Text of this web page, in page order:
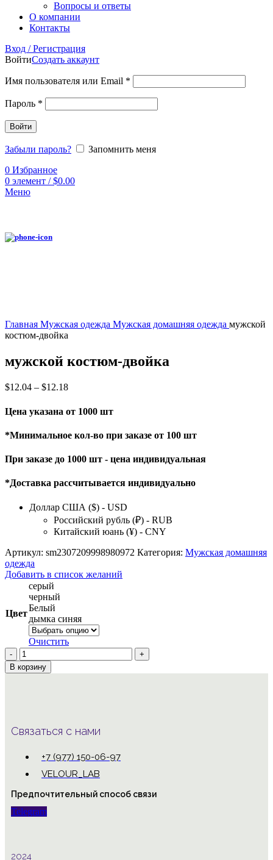
Вопросы и ответы
О компании
Контакты
Вход / Регистрация
ВойтиСоздать аккаунт
Имя пользователя или Email *
Пароль *
Войти
Забыли пароль?
Запомнить меня
0 Избранное
0 элемент / $0.00
Меню
Главная Мужская одежда Мужская домашняя одежда мужской
костюм-двойка
мужской костюм-двойка
$12.04 – $12.18
Цена указана от 1000 шт
*Минимальное кол-во при заказе от 100 шт
При заказе до 1000 шт - цена индивидуальная
*Доставка рассчитывается индивидуально
Доллар США ($) - USD
Российский рубль (₽) - RUB
Китайский юань (¥) - CNY
Артикул: sm2307209998980972 Категория: Мужская домашняя
одежда
Добавить в список желаний
Цвет
серый
черный
Белый
дымка синяя
Очистить
Количество
товара
мужской
В корзину
Связаться с нами
+7 (977) 150-06-97
VELOUR_LAB
Предпочтительный способ связи
Telegram
2024